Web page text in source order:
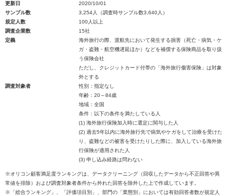
更新日
2020/10/01
サンプル数
3,254人（調査時サンプル数3,640人）
規定人数
100人以上
調査企業数
15社
定義
海外旅行の際、渡航先において発生する損害（死亡・病気・ケ
ガ・盗難・航空機遅延ほか）などを補償する保険商品を取り扱
う保険会社
ただし、クレジットカード付帯の「海外旅行傷害保険」は対象
外とする
調査対象者
性別：指定なし
年齢：20～84歳
地域：全国
条件：以下の条件を満たしている人
(1) 海外旅行保険加入時に選定に関与した人
(2) 過去5年以内に海外旅行先で病気やケガをして治療を受けた
り、盗難などの被害を受けたりした際に、加入している海外旅
行保険が適用された人
(3) 申し込み経路は問わない
※オリコン顧客満足度ランキングは、データクリーニング（回収したデータから不正回答や異
常値を排除）および調査対象者条件から外れた回答を除外した上で作成しています。
※「総合ランキング」、「評価項目別」、部門の「業態別」においては有効回答者数が規定人